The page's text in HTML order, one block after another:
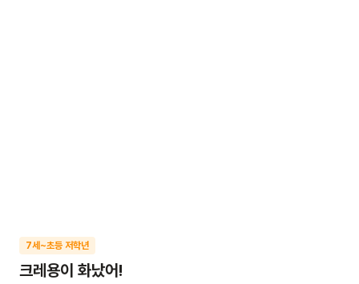
7세~초등 저학년
크레용이 화났어!